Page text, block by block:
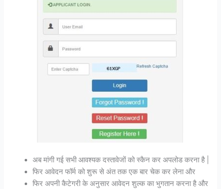
अब मांगी गई सभी आवश्यक दस्तावेजों को स्कैन कर अपलोड करना है |
फिर आवेदन फॉर्म को शुरू से अंत तक एक बार चेक कर लेना और
फिर अपनी कैटेगरी के अनुसार आवेदन शुल्क का भुगतान करना है और